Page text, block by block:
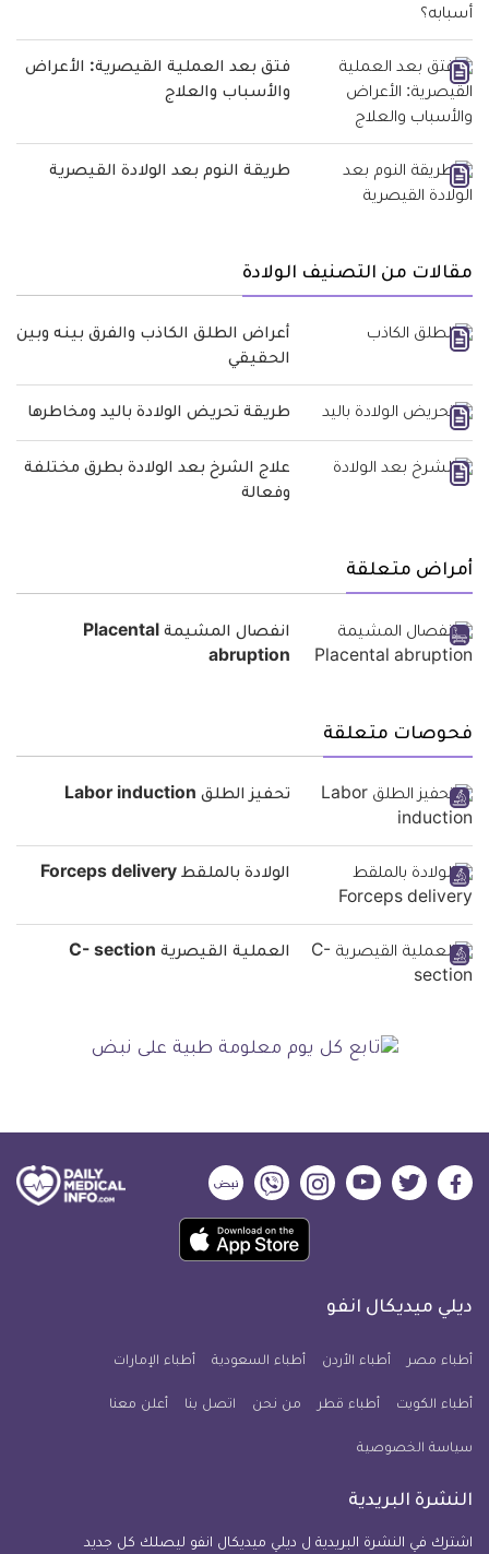
فتق بعد العملية القيصرية: الأعراض
والأسباب والعلاج
طريقة النوم بعد الولادة القيصرية
مقالات من التصنيف الولادة
أعراض الطلق الكاذب والفرق بينه وبين
الحقيقي
طريقة تحريض الولادة باليد ومخاطرها
علاج الشرخ بعد الولادة بطرق مختلفة
وفعالة
أمراض متعلقة
انفصال المشيمة Placental
abruption
فحوصات متعلقة
تحفيز الطلق Labor induction
الولادة بالملقط Forceps delivery
العملية القيصرية C- section
ديلي
فيسبوك
ديلي
تويتر
ديلي
ميديكال
يوتيوب
ديلي
ميديكال
انفو
ديلي
ميديكال
انفو
ديلي
ميديكال
انفو
حمل
تطبيق
معلومة
للآيفون
ديلي ميديكال انفو
أطباء مصر أطباء الأردن أطباء السعودية أطباء الإمارات
أطباء الكويت أطباء قطر من نحن اتصل بنا أعلن معنا
سياسة الخصوصية
النشرة البريدية
اشترك في النشرة البريدية ل ديلي ميديكال انفو ليصلك كل جديد